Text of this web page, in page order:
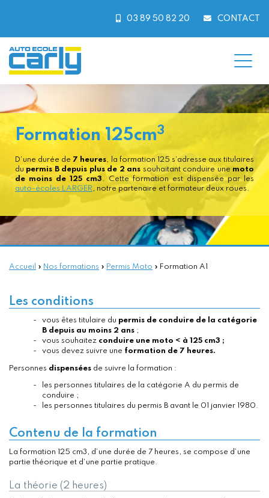
03 89 50 82 20 CONTACT
Formation125cm3
D’une durée de 7 heures, la formation 125 s’adresse aux titulaires
du permis B depuis plus de 2 ans souhaitant conduire une moto
de moins de 125 cm3. Cette formation est dispensée par les
auto-écoles LARGER, notre partenaire et formateur deux roues.
Accueil » Nos formations » Permis Moto » Formation A1
Les conditions
vous êtes titulaire du permis de conduire de la catégorie
B depuis au moins 2 ans ;
vous souhaitez conduire une moto < à 125 cm3 ;
vous devez suivre une formation de 7 heures.
Personnes dispensées de suivre la formation :
les personnes titulaires de la catégorie A du permis de
conduire ;
les personnes titulaires du permis B avant le 01 janvier 1980.
Contenu de la formation
La formation 125 cm3, d’une durée de 7 heures, se compose d’une
partie théorique et d’une partie pratique.
La théorie (2 heures)